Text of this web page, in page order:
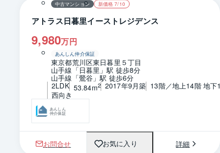
中古マンション 新価格 7/10
アトラス日暮里イーストレジデンス
9,980万円
あんしん仲介保証
東京都荒川区東日暮里５丁目
山手線「日暮里」駅 徒歩8分
山手線「鶯谷」駅 徒歩6分
2LDK 53.84m2 2017年9月築 13階／地上14階 地下
西向き
あんしん
仲介保証
お問合せ お気に入り 詳細
1 / 0 間取り